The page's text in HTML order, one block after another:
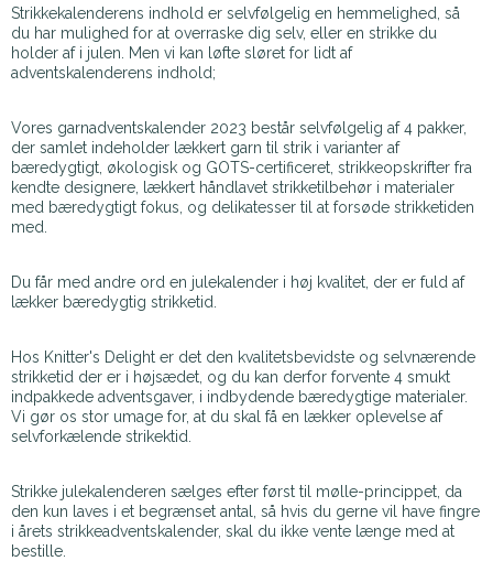
Strikkekalenderens indhold er selvfølgelig en hemmelighed, så
du har mulighed for at overraske dig selv, eller en strikke du
holder af i julen. Men vi kan løfte sløret for lidt af
adventskalenderens indhold;
Vores garnadventskalender 2023 består selvfølgelig af 4 pakker,
der samlet indeholder lækkert garn til strik i varianter af
bæredygtigt, økologisk og GOTS-certificeret, strikkeopskrifter fra
kendte designere, lækkert håndlavet strikketilbehør i materialer
med bæredygtigt fokus, og delikatesser til at forsøde strikketiden
med.
Du får med andre ord en julekalender i høj kvalitet, der er fuld af
lækker bæredygtig strikketid.
Hos Knitter's Delight er det den kvalitetsbevidste og selvnærende
strikketid der er i højsædet, og du kan derfor forvente 4 smukt
indpakkede adventsgaver, i indbydende bæredygtige materialer.
Vi gør os stor umage for, at du skal få en lækker oplevelse af
selvforkælende strikektid.
Strikke julekalenderen sælges efter først til mølle-princippet, da
den kun laves i et begrænset antal, så hvis du gerne vil have fingre
i årets strikkeadventskalender, skal du ikke vente længe med at
bestille.